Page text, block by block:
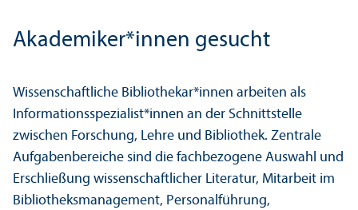
Akademiker*innen gesucht
Wissenschaft­liche Bibliothekar*innen arbeiten als
Informations­spezialist*innen an der Schnittstelle
zwischen Forschung, Lehre und Bibliothek. Zentrale
Aufgaben­bereiche sind die fach­bezogene Auswahl und
Erschließung wissenschaft­licher Literatur, Mitarbeit im
Bibliotheks­management, Personalführung,